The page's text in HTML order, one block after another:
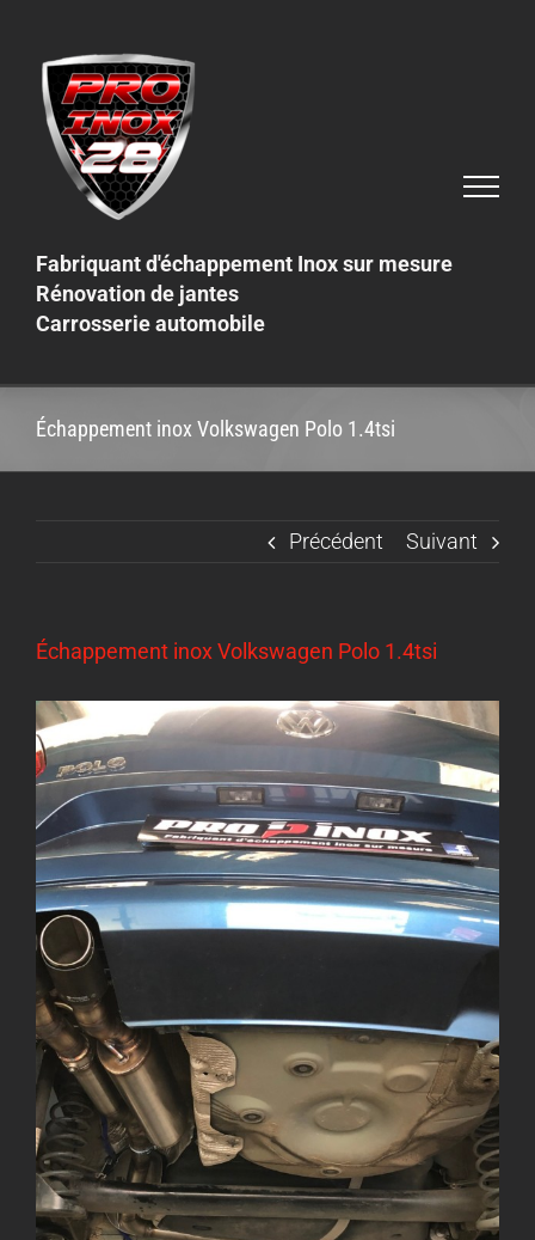
content
Fabriquant d'échappement Inox sur mesure
Rénovation de jantes
Carrosserie automobile
Échappement inox Volkswagen Polo 1.4tsi
Précédent Suivant
Échappement inox Volkswagen Polo 1.4tsi